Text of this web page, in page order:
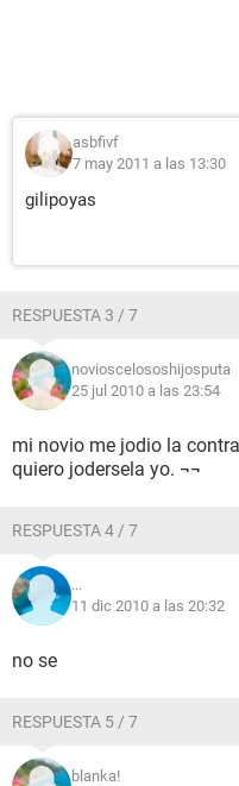
asbfivf
7 may 2011 a las 13:30
gilipoyas
RESPUESTA 3 / 7
novioscelososhijosputa
25 jul 2010 a las 23:54
mi novio me jodio la
quiero jodersela yo. ¬¬
RESPUESTA 4 / 7
...
11 dic 2010 a las 20:32
no se
RESPUESTA 5 / 7
blanka!